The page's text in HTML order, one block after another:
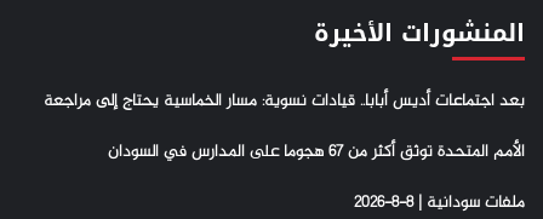
المنشورات الأخيرة
بعد اجتماعات أديس أبابا.. قيادات نسوية: مسار الخماسية يحتاج إلى مراجعة
الأمم المتحدة توثق أكثر من 67 هجوما على المدارس في السودان
ملفات سودانية | 8-8-2026